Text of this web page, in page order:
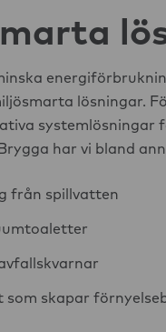
lösningar.
systemlösningar
har vi bland
från spillvatten
som skapar